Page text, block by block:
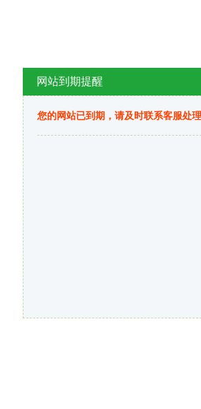
网站到期提醒
您的网站已到期，请及时联系客服处理